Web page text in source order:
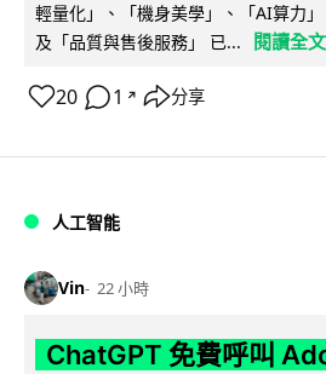
輕量化」、「機身美學」、「AI算力
及「品質與售後服務」 已...
閱讀全文
20 1 ↗ 分享
人工智能
Vin 22 小時
ChatGPT 免費呼叫